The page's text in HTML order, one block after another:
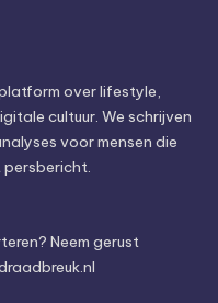
over lifestyle,
cultuur. We schrijven
voor mensen die
persbericht.
Neem gerust